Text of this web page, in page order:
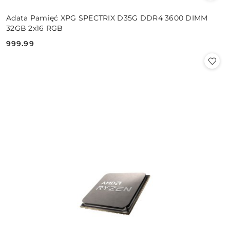
Adata Pamięć XPG SPECTRIX D35G DDR4 3600 DIMM
32GB 2x16 RGB
Cena:
999.99